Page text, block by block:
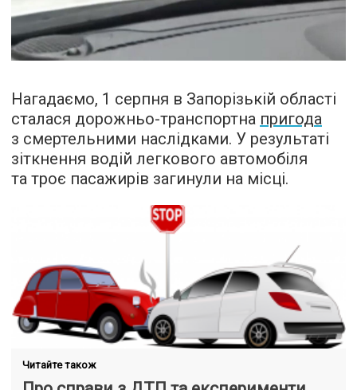
Нагадаємо, 1 серпня в Запорізькій області
сталася дорожньо-транспортна пригода
з смертельними наслідками. У результаті
зіткнення водій легкового автомобіля
та троє пасажирів загинули на місці.
Читайте також